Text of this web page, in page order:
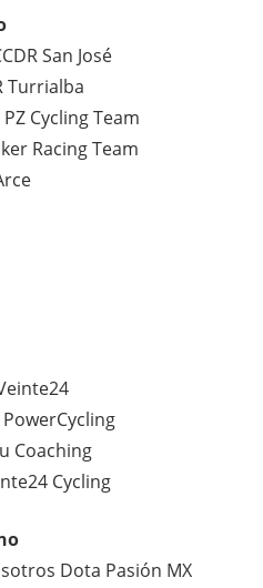
San José
Turrialba
Cycling Team
Racing Team
Coaching
Cycling
Dota Pasión MX